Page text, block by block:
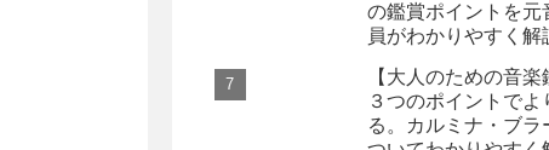
の鑑賞ポイントを元
員がわかりやすく解
【大人のための音楽
３つのポイントでよ
る。カルミナ・ブラ